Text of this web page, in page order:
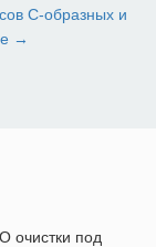
C-образных и
→
очистки под